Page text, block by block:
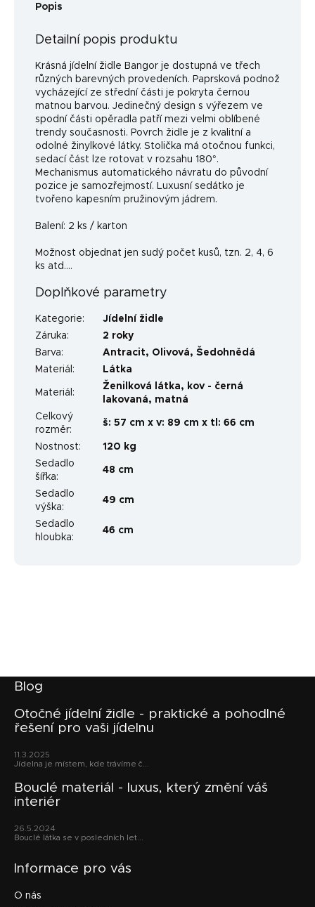
Popis
Detailní popis produktu
Krásná jídelní židle Bangor je dostupná ve třech
různých barevných provedeních. Paprsková podnož
vycházející ze střední části je pokryta černou
matnou barvou. Jedinečný design s výřezem ve
spodní části opěradla patří mezi velmi oblíbené
trendy současnosti. Povrch židle je z kvalitní a
odolné žinylkové látky. Stolička má otočnou funkci,
sedací část lze rotovat v rozsahu 180°.
Mechanismus automatického návratu do původní
pozice je samozřejmostí. Luxusní sedátko je
tvořeno kapesním pružinovým jádrem.
Balení: 2 ks / karton
Možnost objednat jen sudý počet kusů, tzn. 2, 4, 6
ks atd....
Doplňkové parametry
Kategorie:
Jídelní židle
Záruka:
2 roky
Barva: Antracit, Olivová, Šedohnědá
Materiál : Látka
Materiál :
Ženilková látka, kov - černá
lakovaná, matná
Celkový
rozměr:
š: 57 cm x v: 89 cm x tl: 66 cm
Nostnost:
120 kg
Sedadlo
šířka:
48 cm
Sedadlo
výška:
49 cm
Sedadlo
hloubka:
46 cm
Blog
Otočné jídelní židle - praktické a pohodlné
řešení pro vaši jídelnu
11.3.2025
Jídelna je místem, kde trávíme č...
Bouclé materiál - luxus, který změní váš
interiér
26.5.2024
Bouclé látka se v posledních let...
Informace pro vás
O nás